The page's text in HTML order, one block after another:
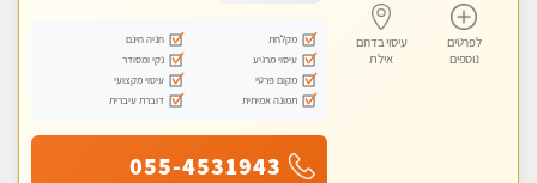
לפרטים
נוספים
עיסוי בדרום
אילת
מקלחת
חניה חינם
עיסוי מרגיע
נקי ומסודר
מקום פרטי
עיסוי מקצועי
תמונה אמיתית
דוברת עיברית
055-4531943